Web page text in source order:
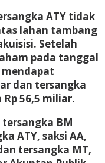
ATY tidak
lahan tambang
Setelah
pada tanggal
mendapat
dan tersangka
56,5 miliar.
BM
ATY, saksi AA,
tersangka MT,